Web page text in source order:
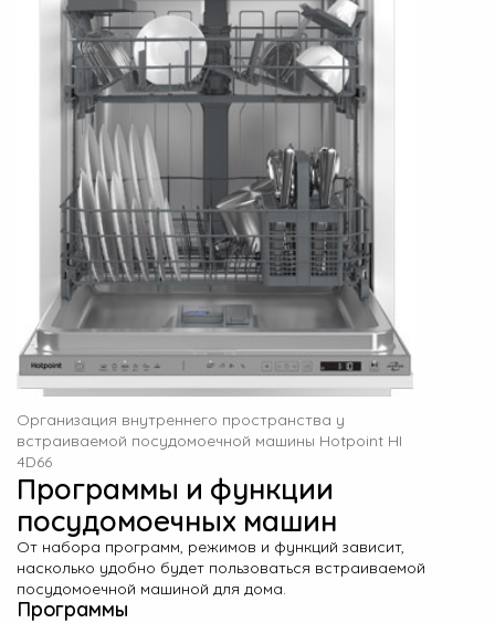
Организация внутреннего пространства у
встраиваемой посудомоечной машины Hotpoint HI
4D66
Программы и функции
посудомоечных машин
От набора программ, режимов и функций зависит,
насколько удобно будет пользоваться встраиваемой
посудомоечной машиной для дома.
Программы